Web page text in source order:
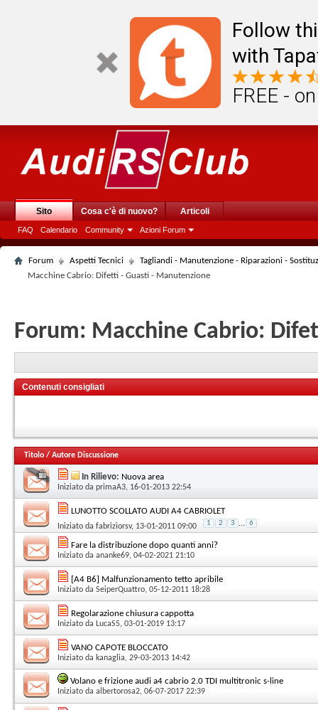
Follow
with
FREE -
Sito
FAQ Calendario Community Azioni Forum
Cosa c'è di nuovo? Articoli
Forum Aspetti Tecnici
Tagliandi - Manutenzione - Riparazioni -
Macchine Cabrio: Difetti - Guasti - Manutenzione
Forum: Macchine Cabrio:
Contenuti consigliati
Titolo / Autore Discussione
In Rilievo: Nuova area
Iniziato da primaA3, 16-01-2013 22:54
LUNOTTO SCOLLATO AUDI A4 CABRIOLET
Iniziato da fabriziorsv, 13-01-2011 09:00 1 2 3 ... 6
Fare la distribuzione dopo quanti anni?
Iniziato da ananke69, 04-02-2021 21:10
[A4 B6] Malfunzionamento tetto apribile
Iniziato da SeiperQuattro, 05-12-2011 18:28
Regolarazione chiusura cappotta
Iniziato da LucaS5, 03-01-2019 13:17
VANO CAPOTE BLOCCATO
Iniziato da kanaglia, 29-03-2013 14:42
Volano e frizione audi a4 cabrio 2.0 TDI multitronic s-line
Iniziato da albertorosa2, 06-07-2017 22:39